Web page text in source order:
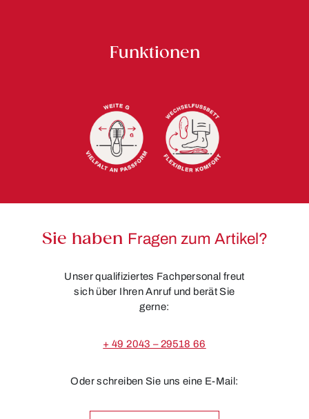
Funktionen
Sie haben Fragen zum Artikel?
Unser qualifiziertes Fachpersonal freut
sich über Ihren Anruf und berät Sie
gerne:
+ 49 2043 – 29518 66
Oder schreiben Sie uns eine E-Mail: